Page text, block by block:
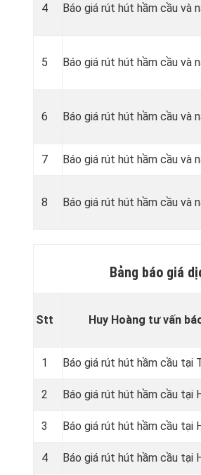
4 Báo giá rút hút hầm cầu và
5 Báo giá rút hút hầm cầu và
6 Báo giá rút hút hầm cầu và
7 Báo giá rút hút hầm cầu và
8 Báo giá rút hút hầm cầu và
Bảng báo giá
Stt Huy Hoàng tư vấn
1 Báo giá rút hút hầm cầu tại
2 Báo giá rút hút hầm cầu tại
3 Báo giá rút hút hầm cầu tại
4 Báo giá rút hút hầm cầu tại